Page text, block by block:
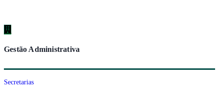
Gestão Administrativa
Secretarias